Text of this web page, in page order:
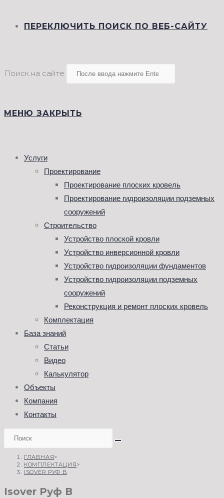
ПЕРЕКЛЮЧИТЬ ПОИСК ПО ВЕБ-САЙТУ
Поиск на сайте
МЕНЮ ЗАКРЫТЬ
Услуги
Проектирование
Проектирование плоских кровель
Проектирование гидроизоляции подземных
сооружений
Строительство
Устройство плоской кровли
Устройство инверсионной кровли
Устройство гидроизоляции фундаментов
Устройство гидроизоляции подземных
сооружений
Реконструкция и ремонт плоских кровель
Комплектация
База знаний
Статьи
Видео
Калькулятор
Объекты
Компания
Контакты
ГЛАВНАЯ>
КОМПЛЕКТАЦИЯ>
ISOVER РУФ В
Isover Руф В